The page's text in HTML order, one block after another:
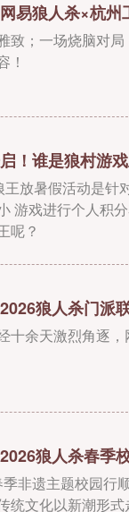
易狼人杀×杭
致；一场烧脑对
！
！谁是狼村游
王放暑假活动是
游戏进行个人积
呢？
狼人杀门派
十余天激烈角逐
狼人杀春季
非遗主题校园行
文化以新潮形式